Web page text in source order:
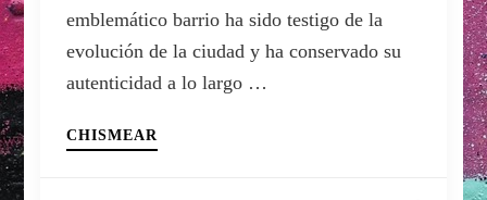
emblemático barrio ha sido testigo de la
evolución de la ciudad y ha conservado su
autenticidad a lo largo …
CHISMEAR